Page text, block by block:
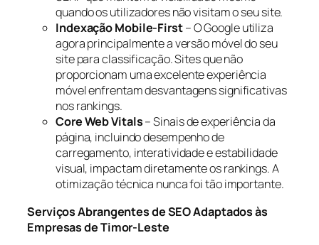
quando os utilizadores não visitam o seu site.
Indexação Mobile-First– O Google utiliza
agora principalmente a versão móvel do seu
site para classificação. Sites que não
proporcionam uma excelente experiência
móvel enfrentam desvantagens significativas
nos rankings.
Core Web Vitals– Sinais de experiência da
página, incluindo desempenho de
carregamento, interatividade e estabilidade
visual, impactam diretamente os rankings. A
otimização técnica nunca foi tão importante.
Serviços Abrangentes de SEO Adaptados às
Empresas de Timor-Leste